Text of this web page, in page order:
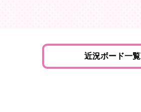
近況ボード一覧